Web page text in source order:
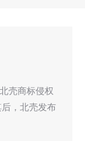
壳商标侵权
，北壳发布